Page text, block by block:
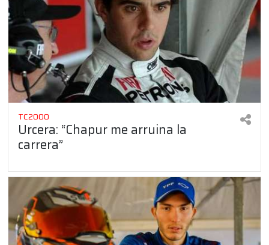
TC2000
Urcera: “Chapur me arruina la
carrera”